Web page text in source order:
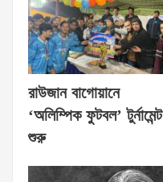
রাউজান বাগোয়ানে
‘অলিম্পিক ফুটবল’ টুর্নামেন্ট
শুরু